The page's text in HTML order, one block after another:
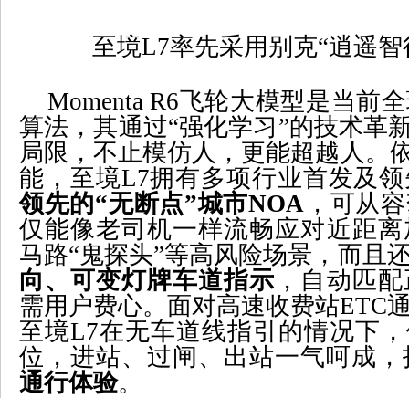
至境L7率先采用别克“逍遥
Momenta R6飞轮大模型是当前
算法，其通过“强化学习”的技术革
局限，不止模仿人，更能超越人。
能，至境L7拥有多项行业首发及
领先的“无断点”城市NOA ，可从
仅能像老司机一样流畅应对近距
马路“鬼探头”等高风险场景，而且
向、可变灯牌车道指示 ，自动匹
需用户费心。面对高速收费站ETC
至境L7在无车道线指引的情况下
位，进站、过闸、出站一气呵成，
通行体验。